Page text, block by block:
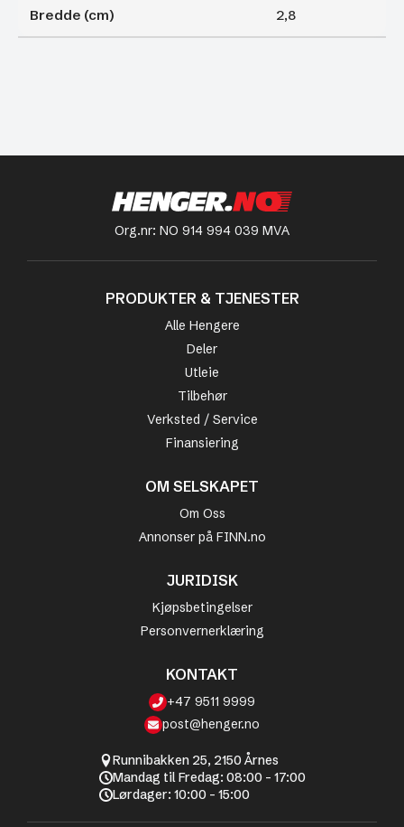
Bredde (cm) 2,8
Org.nr: NO 914 994 039 MVA
PRODUKTER & TJENESTER
Alle Hengere
Deler
Utleie
Tilbehør
Verksted / Service
Finansiering
OM SELSKAPET
Om Oss
Annonser på FINN.no
JURIDISK
Kjøpsbetingelser
Personvernerklæring
KONTAKT
+47 9511 9999
post@henger.no
Runnibakken 25, 2150 Årnes
Mandag til Fredag: 08:00 - 17:00
Lørdager: 10:00 - 15:00